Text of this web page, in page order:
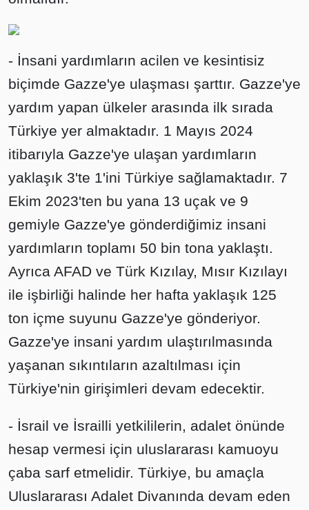
- İnsani yardımların acilen ve kesintisiz
biçimde Gazze'ye ulaşması şarttır. Gazze'ye
yardım yapan ülkeler arasında ilk sırada
Türkiye yer almaktadır. 1 Mayıs 2024
itibarıyla Gazze'ye ulaşan yardımların
yaklaşık 3'te 1'ini Türkiye sağlamaktadır. 7
Ekim 2023'ten bu yana 13 uçak ve 9
gemiyle Gazze'ye gönderdiğimiz insani
yardımların toplamı 50 bin tona yaklaştı.
Ayrıca AFAD ve Türk Kızılay, Mısır Kızılayı
ile işbirliği halinde her hafta yaklaşık 125
ton içme suyunu Gazze'ye gönderiyor.
Gazze'ye insani yardım ulaştırılmasında
yaşanan sıkıntıların azaltılması için
Türkiye'nin girişimleri devam edecektir.
- İsrail ve İsrailli yetkililerin, adalet önünde
hesap vermesi için uluslararası kamuoyu
çaba sarf etmelidir. Türkiye, bu amaçla
Uluslararası Adalet Divanında devam eden